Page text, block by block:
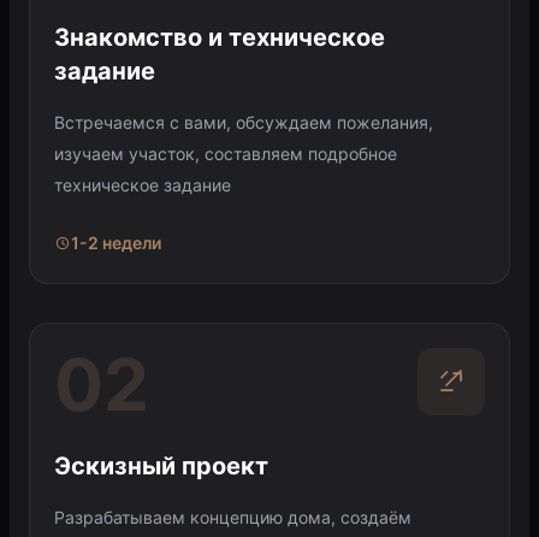
Знакомство и техническое
задание
Встречаемся с вами, обсуждаем пожелания,
изучаем участок, составляем подробное
техническое задание
1-2 недели
02
Эскизный проект
Разрабатываем концепцию дома, создаём